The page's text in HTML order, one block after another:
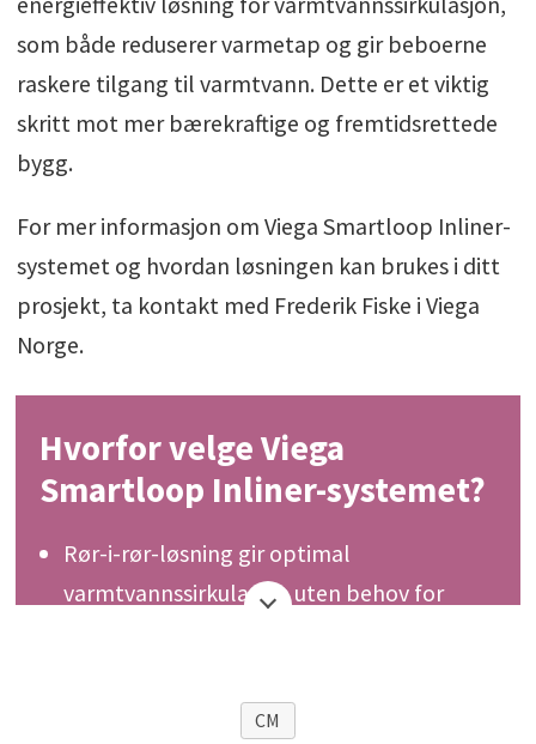
som både reduserer varmetap og gir beboerne
raskere tilgang til varmtvann. Dette er et viktig
skritt mot mer bærekraftige og fremtidsrettede
bygg.
For mer informasjon om Viega Smartloop Inliner-
systemet og hvordan løsningen kan brukes i ditt
prosjekt, ta kontakt med Frederik Fiske i Viega
Norge.
Hvorfor velge Viega
Smartloop Inliner-systemet?
Rør-i-rør-løsning gir optimal
varmtvannssirkulasjon uten behov for
nybygg og rehabiliteringsprosjekter.
CM